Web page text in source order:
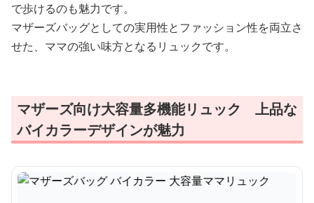
で歩けるのも魅力です。
マザーズバッグとしての実用性とファッション性を両立さ
せた、ママの強い味方となるリュックです。
マザーズ向け大容量多機能リュック 上品な
バイカラーデザインが魅力